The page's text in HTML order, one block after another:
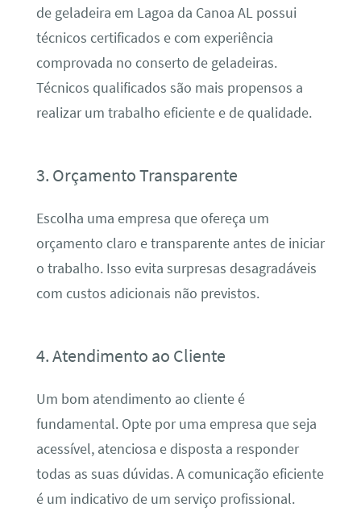
de geladeira em Lagoa da Canoa AL possui
técnicos certificados e com experiência
comprovada no conserto de geladeiras.
Técnicos qualificados são mais propensos a
realizar um trabalho eficiente e de qualidade.
3. Orçamento Transparente
Escolha uma empresa que ofereça um
orçamento claro e transparente antes de iniciar
o trabalho. Isso evita surpresas desagradáveis
com custos adicionais não previstos.
4. Atendimento ao Cliente
Um bom atendimento ao cliente é
fundamental. Opte por uma empresa que seja
acessível, atenciosa e disposta a responder
todas as suas dúvidas. A comunicação eficiente
é um indicativo de um serviço profissional.